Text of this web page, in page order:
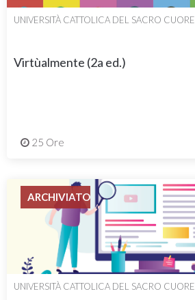
UNIVERSITÀ CATTOLICA DEL SACRO CUORE
Virtùalmente (2a ed.)
25 Ore
ARCHIVIATO
UNIVERSITÀ CATTOLICA DEL SACRO CUORE